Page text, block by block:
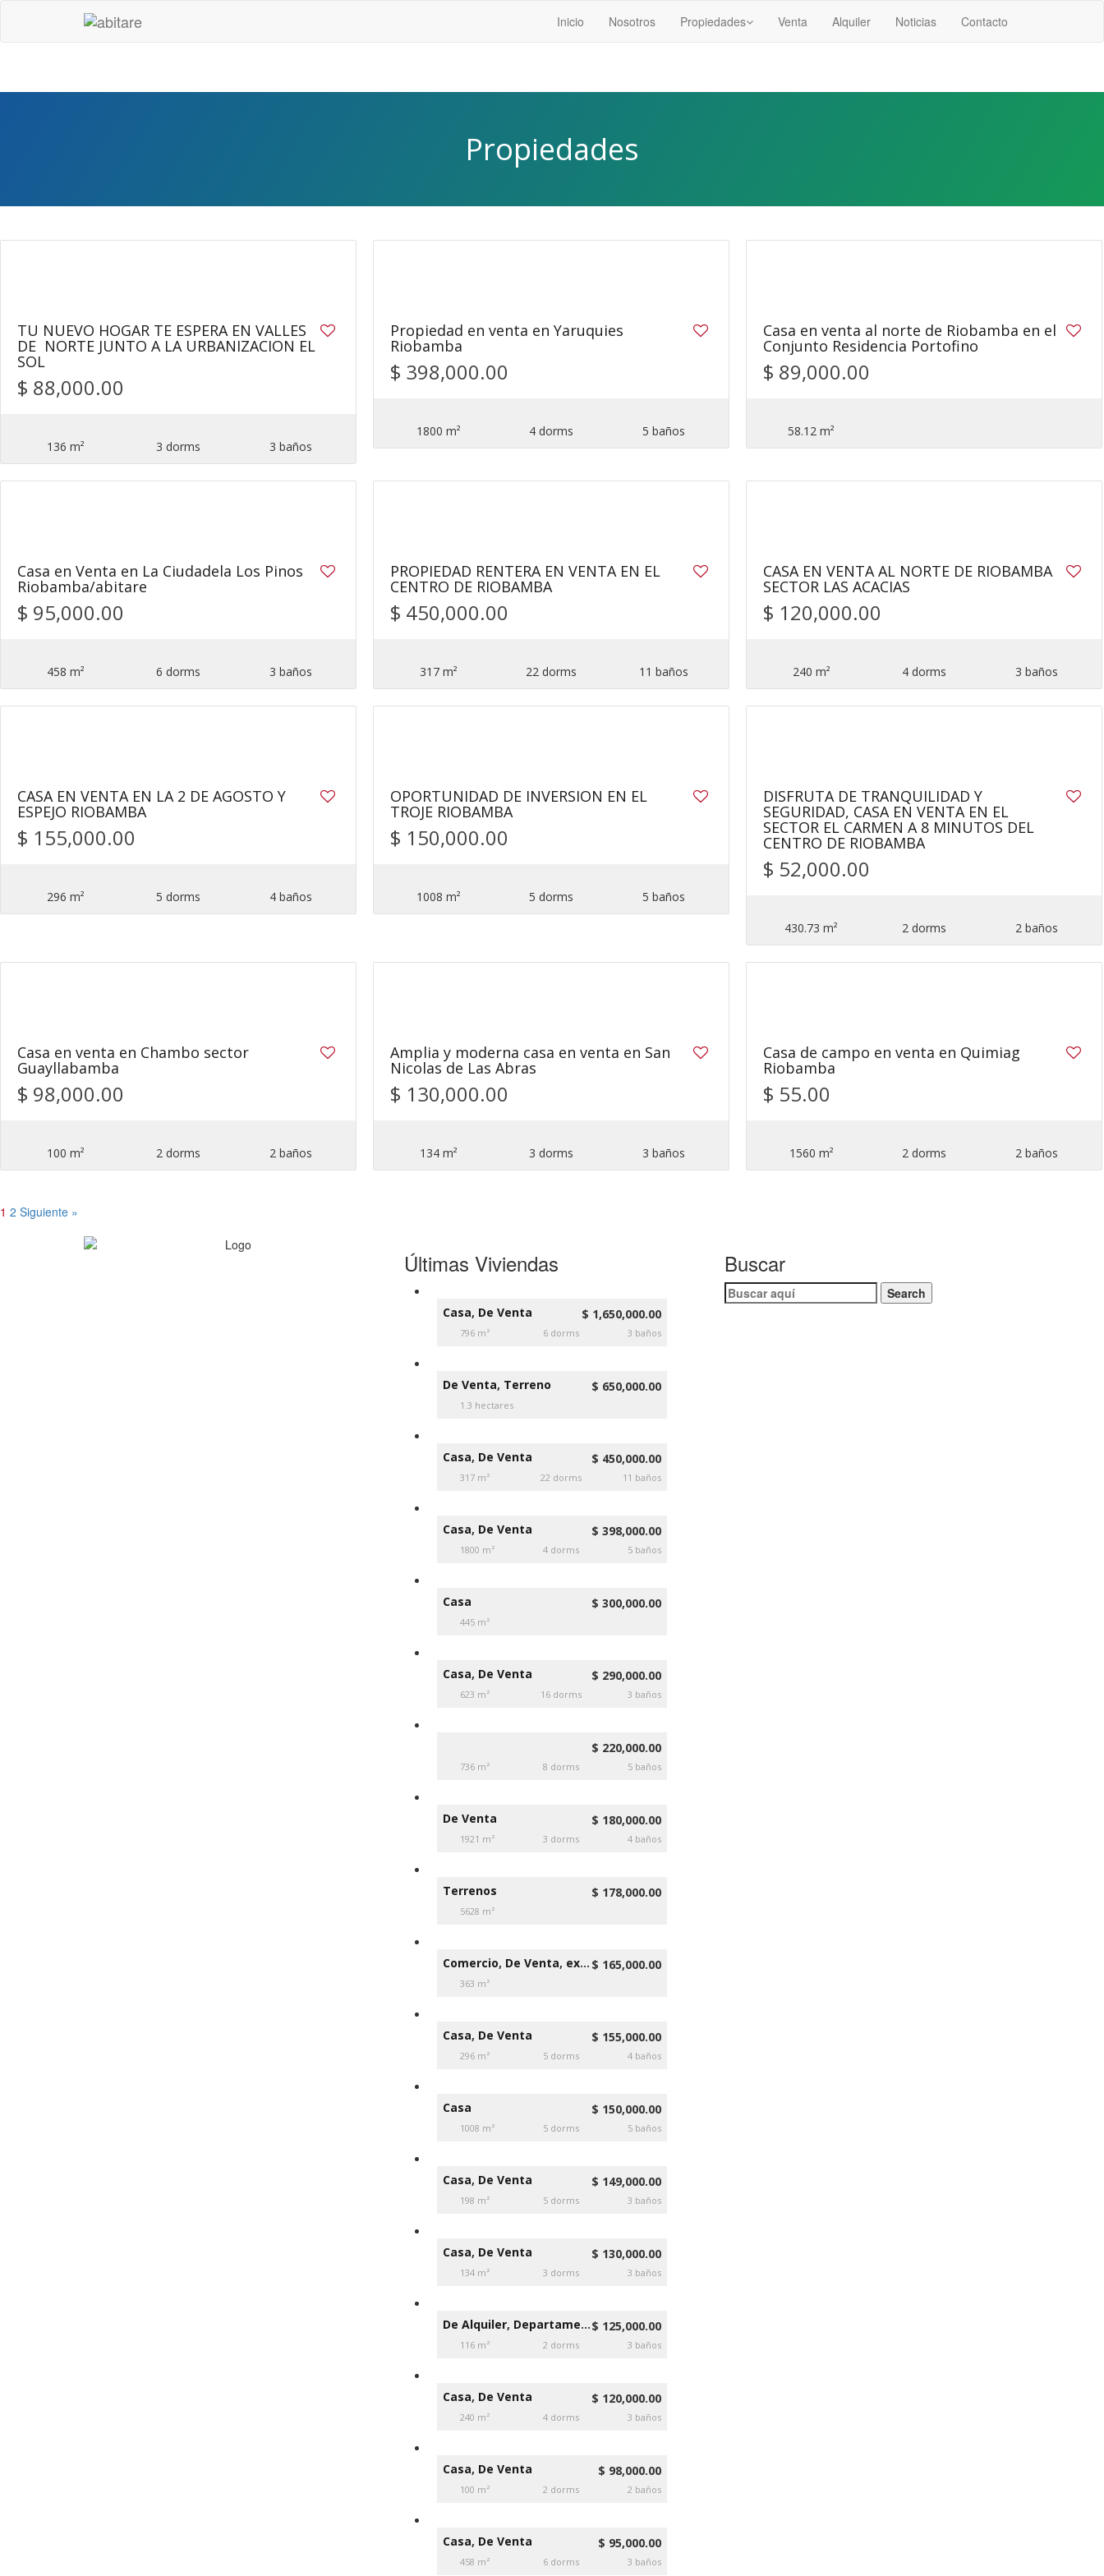
Inicio Nosotros Propiedades Venta Alquiler Noticias Contacto
Propiedades
11
TU NUEVO HOGAR TE ESPERA EN VALLES
DE NORTE JUNTO A LA URBANIZACION EL
SOL
$ 88,000.00
136 m² 3 dorms 3 baños
30
Propiedad en venta en Yaruquies
Riobamba
$ 398,000.00
1800 m² 4 dorms 5 baños
14
Casa en venta al norte de Riobamba en el
Conjunto Residencia Portofino
$ 89,000.00
58.12 m²
8
Casa en Venta en La Ciudadela Los Pinos
Riobamba/abitare
$ 95,000.00
458 m² 6 dorms 3 baños
25
PROPIEDAD RENTERA EN VENTA EN EL
CENTRO DE RIOBAMBA
$ 450,000.00
317 m² 22 dorms 11 baños
17
CASA EN VENTA AL NORTE DE RIOBAMBA
SECTOR LAS ACACIAS
$ 120,000.00
240 m² 4 dorms 3 baños
18
CASA EN VENTA EN LA 2 DE AGOSTO Y
ESPEJO RIOBAMBA
$ 155,000.00
296 m² 5 dorms 4 baños
20
OPORTUNIDAD DE INVERSION EN EL
TROJE RIOBAMBA
$ 150,000.00
1008 m² 5 dorms 5 baños
11
DISFRUTA DE TRANQUILIDAD Y
SEGURIDAD, CASA EN VENTA EN EL
SECTOR EL CARMEN A 8 MINUTOS DEL
CENTRO DE RIOBAMBA
$ 52,000.00
430.73 m² 2 dorms 2 baños
26
Casa en venta en Chambo sector
Guayllabamba
$ 98,000.00
100 m² 2 dorms 2 baños
28
Amplia y moderna casa en venta en San
Nicolas de Las Abras
$ 130,000.00
134 m² 3 dorms 3 baños
37
Casa de campo en venta en Quimiag
Riobamba
$ 55.00
1560 m² 2 dorms 2 baños
1 2 Siguiente »
Últimas Viviendas
Casa, De Venta $ 1,650,000.00
796 m² 6 dorms 3 baños
De Venta, Terreno $ 650,000.00
1.3 hectares
Casa, De Venta $ 450,000.00
317 m² 22 dorms 11 baños
Casa, De Venta $ 398,000.00
1800 m² 4 dorms 5 baños
Casa $ 300,000.00
445 m²
Casa, De Venta $ 290,000.00
623 m² 16 dorms 3 baños
$ 220,000.00
736 m² 8 dorms 5 baños
De Venta $ 180,000.00
1921 m² 3 dorms 4 baños
Terrenos $ 178,000.00
5628 m²
Comercio, De Venta, excelente sector $ 165,000.00
363 m²
Casa, De Venta $ 155,000.00
296 m² 5 dorms 4 baños
Casa $ 150,000.00
1008 m² 5 dorms 5 baños
Casa, De Venta $ 149,000.00
198 m² 5 dorms 3 baños
Casa, De Venta $ 130,000.00
134 m² 3 dorms 3 baños
De Alquiler, Departamento $ 125,000.00
116 m² 2 dorms 3 baños
Casa, De Venta $ 120,000.00
240 m² 4 dorms 3 baños
Casa, De Venta $ 98,000.00
100 m² 2 dorms 2 baños
Casa, De Venta $ 95,000.00
458 m² 6 dorms 3 baños
Buscar